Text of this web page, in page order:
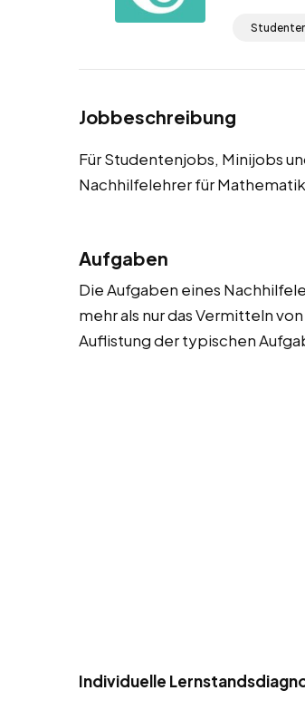
Jobbeschreibung
Für Studentenjobs, Minijobs
Nachhilfelehrer für
Aufgaben
Die Aufgaben eines
mehr als nur das Vermitteln
Auflistung der typischen
Individuelle